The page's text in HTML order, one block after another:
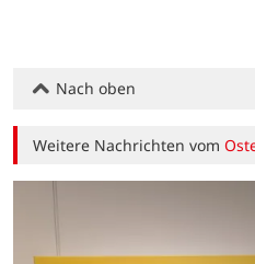
Nach oben
Weitere Nachrichten vom